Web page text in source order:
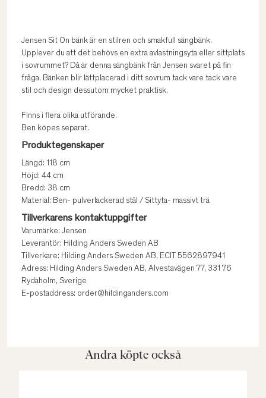
Jensen Sit On bänk är en stilren och smakfull sängbänk.
Upplever du att det behövs en extra avlastningsyta eller sittplats
i sovrummet? Då är denna sängbänk från Jensen svaret på fin
fråga. Bänken blir lättplacerad i ditt sovrum tack vare tack vare
stil och design dessutom mycket praktisk.
Finns i flera olika utförande.
Ben köpes separat.
Produktegenskaper
Längd: 118 cm
Höjd: 44 cm
Bredd: 38 cm
Material: Ben- pulverlackerad stål / Sittyta- massivt trä
Tillverkarens kontaktuppgifter
Varumärke: Jensen
Leverantör: Hilding Anders Sweden AB
Tillverkare: Hilding Anders Sweden AB, ECIT 5562897941
Adress: Hilding Anders Sweden AB, Alvestavägen 77, 331 76
Rydaholm, Sverige
E-postaddress: order@hildinganders.com
Andra köpte också